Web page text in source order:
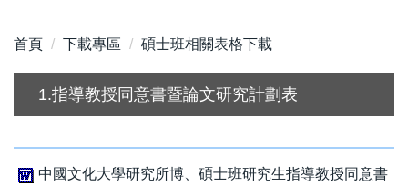
首頁 下載專區 碩士班相關表格下載
1.指導教授同意書暨論文研究計劃表
中國文化大學研究所博、碩士班研究生指導教授同意書